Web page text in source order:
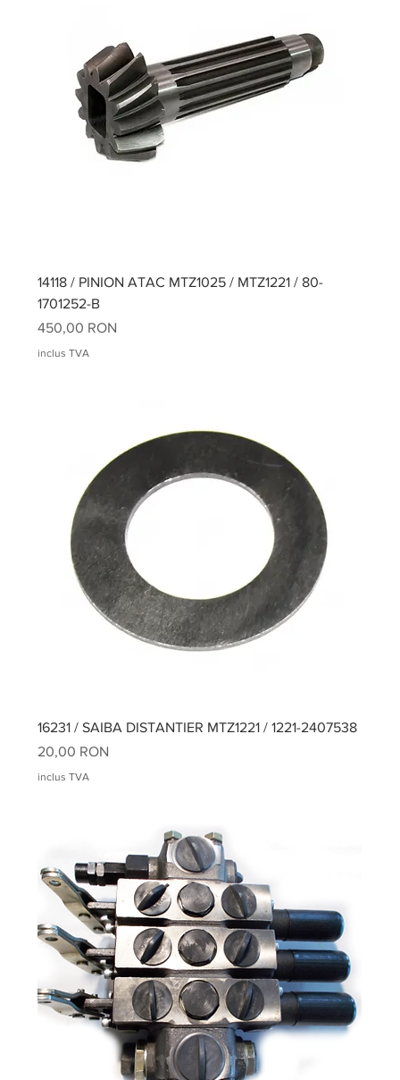
14118 / PINION ATAC MTZ1025 / MTZ1221 / 80-
1701252-B
Preț
450,00 RON
inclus TVA
16231 / SAIBA DISTANTIER MTZ1221 / 1221-2407538
Preț
20,00 RON
inclus TVA